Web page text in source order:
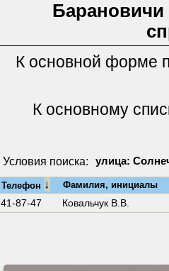
Барановичи
К основной форме
К основному
Условия поиска: улица:
Телефон ↓ Фамилия, инициалы
41-87-47 Ковальчук В.В.